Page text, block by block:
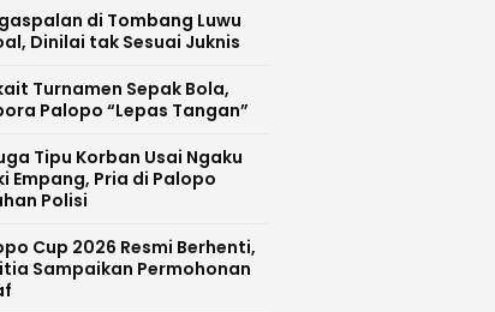
di Tombang Luwu
Dinilai tak Sesuai Juknis
Turnamen Sepak Bola,
Palopo “Lepas Tangan”
Tipu Korban Usai Ngaku
Empang, Pria di Palopo
Polisi
Cup 2026 Resmi Berhenti,
Sampaikan Permohonan